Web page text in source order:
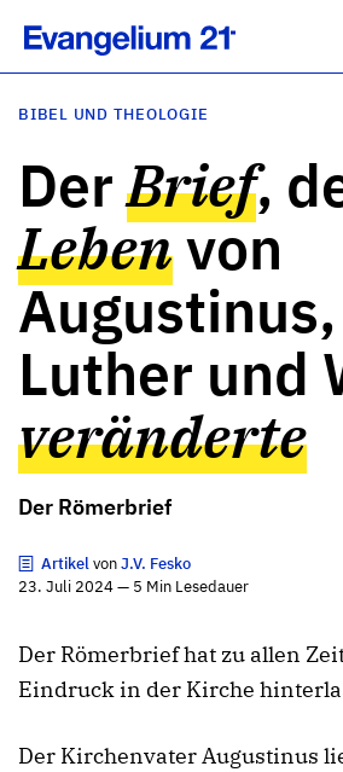
BIBEL UND THEOLOGIE
DerBrief,
Lebenvon
Augustinus,
Luther und
veränderte
Der Römerbrief
ArtikelvonJ.V. Fesko
23. Juli 2024 — 5 Min Lesedauer
Der Römerbrief hat zu allen
Eindruck in der Kirche
Der Kirchenvater Augustinus